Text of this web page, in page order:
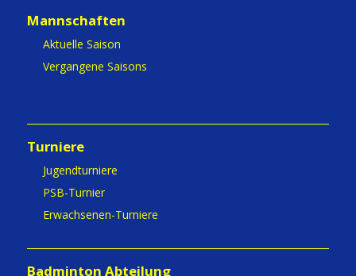
Mannschaften
Aktuelle Saison
Vergangene Saisons
Turniere
Jugendturniere
PSB-Turnier
Erwachsenen-Turniere
Badminton Abteilung